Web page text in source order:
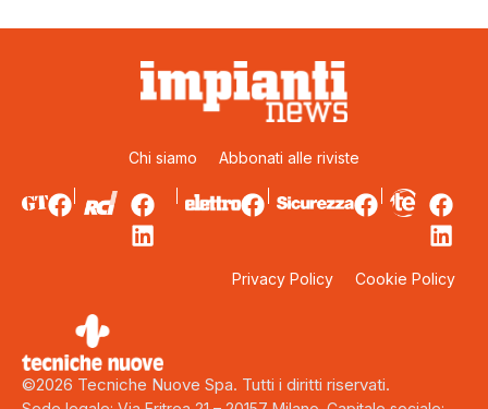
Chi siamo Abbonati alle riviste
Privacy Policy Cookie Policy
©2026 Tecniche Nuove Spa. Tutti i diritti riservati.